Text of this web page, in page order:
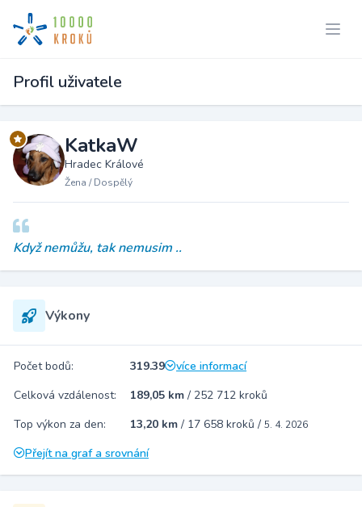
Profil uživatele
KatkaW
Hradec Králové
Žena / Dospělý
Když nemůžu, tak nemusim ..
Výkony
Počet bodů: 319.39
více informací
Celková vzdálenost:
189,05 km / 252 712 kroků
Top výkon za den:
13,20 km / 17 658 kroků / 5. 4. 2026
Přejít na graf a srovnání